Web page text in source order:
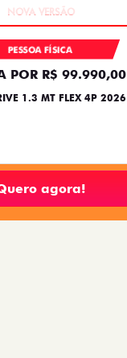
PESSOA FÍSICA
POR R$ 99.990,00
1.3 MT FLEX 4P 2026
agora!